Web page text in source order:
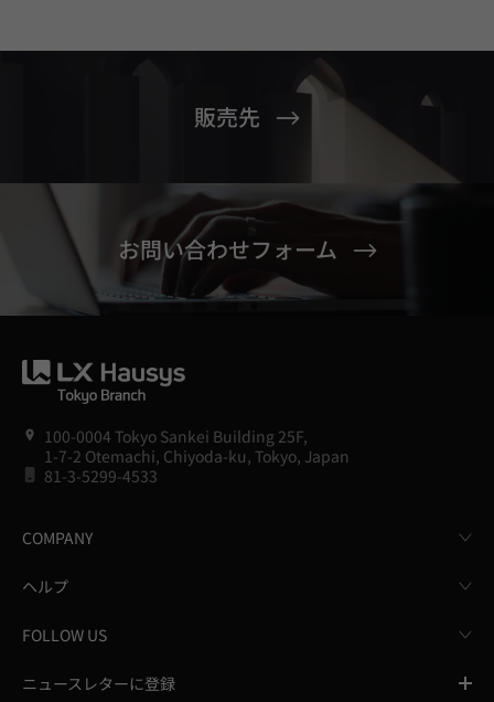
販売先
お問い合わせフォーム
100-0004 Tokyo Sankei Building 25F,
1-7-2 Otemachi, Chiyoda-ku, Tokyo, Japan
81-3-5299-4533
COMPANY
ヘルプ
FOLLOW US
ニュースレターに登録